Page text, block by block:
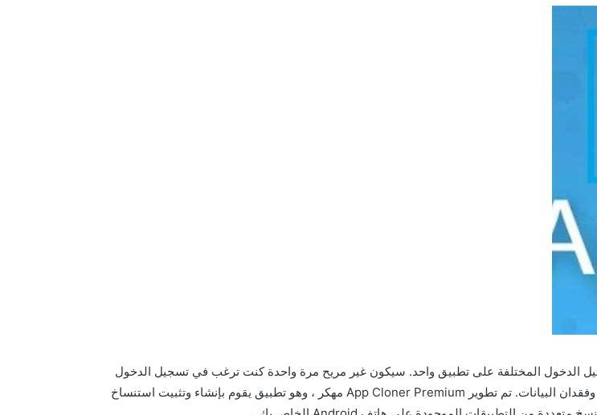
الدخول المختلفة على تطبيق واحد. سيكون غير مريح مرة واحدة كنت ترغب في تسجيل الدخول
باستمرار وتسجيل الخروج أثناء العمل. في الوقت نفسه ، قد تواجه أيضا خطر الأخطاء وفقدان البيانات. تم تطوير App Cloner Premium مهكر ، وهو تطبيق يقوم بإنشاء وتثبيت استنساخ